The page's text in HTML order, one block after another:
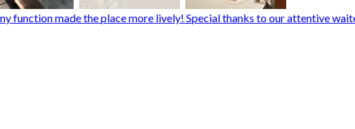
function made the place more lively! Special thanks to our attentive